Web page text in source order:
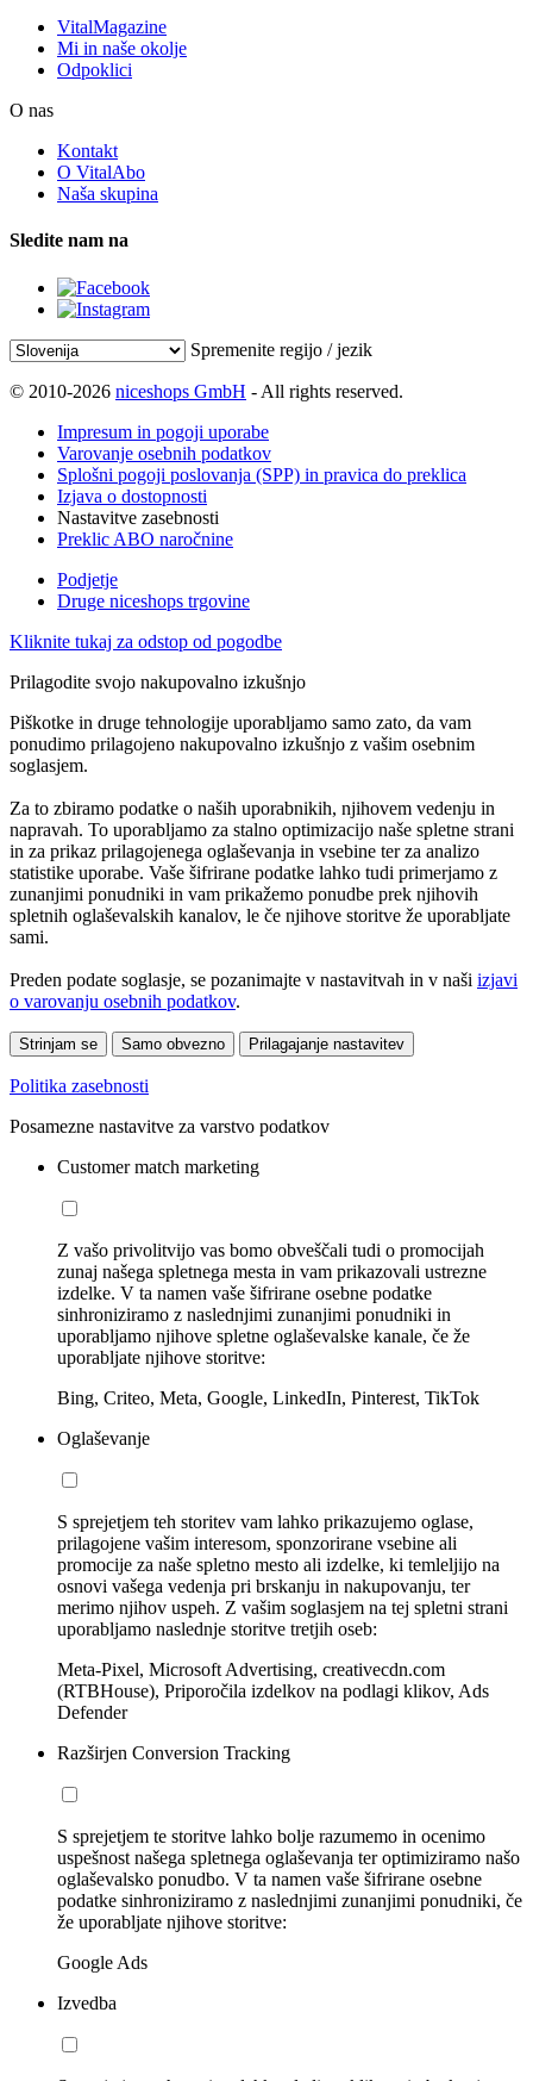
VitalMagazine
Mi in naše okolje
Odpoklici
O nas
Kontakt
O VitalAbo
Naša skupina
Sledite nam na
Spremenite regijo / jezik
© 2010-2026 niceshops GmbH - All rights reserved.
Impresum in pogoji uporabe
Varovanje osebnih podatkov
Splošni pogoji poslovanja (SPP) in pravica do preklica
Izjava o dostopnosti
Nastavitve zasebnosti
Preklic ABO naročnine
Podjetje
Druge niceshops trgovine
Kliknite tukaj za odstop od pogodbe
Prilagodite svojo nakupovalno izkušnjo
Piškotke in druge tehnologije uporabljamo samo zato, da vam
ponudimo prilagojeno nakupovalno izkušnjo z vašim osebnim
soglasjem.
Za to zbiramo podatke o naših uporabnikih, njihovem vedenju in
napravah. To uporabljamo za stalno optimizacijo naše spletne strani
in za prikaz prilagojenega oglaševanja in vsebine ter za analizo
statistike uporabe. Vaše šifrirane podatke lahko tudi primerjamo z
zunanjimi ponudniki in vam prikažemo ponudbe prek njihovih
spletnih oglaševalskih kanalov, le če njihove storitve že uporabljate
sami.
Preden podate soglasje, se pozanimajte v nastavitvah in v naši izjavi
o varovanju osebnih podatkov.
Strinjam se Samo obvezno Prilagajanje nastavitev
Politika zasebnosti
Posamezne nastavitve za varstvo podatkov
Customer match marketing
Z vašo privolitvijo vas bomo obveščali tudi o promocijah
zunaj našega spletnega mesta in vam prikazovali ustrezne
izdelke. V ta namen vaše šifrirane osebne podatke
sinhroniziramo z naslednjimi zunanjimi ponudniki in
uporabljamo njihove spletne oglaševalske kanale, če že
uporabljate njihove storitve:
Bing, Criteo, Meta, Google, LinkedIn, Pinterest, TikTok
Oglaševanje
S sprejetjem teh storitev vam lahko prikazujemo oglase,
prilagojene vašim interesom, sponzorirane vsebine ali
promocije za naše spletno mesto ali izdelke, ki temleljijo na
osnovi vašega vedenja pri brskanju in nakupovanju, ter
merimo njihov uspeh. Z vašim soglasjem na tej spletni strani
uporabljamo naslednje storitve tretjih oseb:
Meta-Pixel, Microsoft Advertising, creativecdn.com
(RTBHouse), Priporočila izdelkov na podlagi klikov, Ads
Defender
Razširjen Conversion Tracking
S sprejetjem te storitve lahko bolje razumemo in ocenimo
uspešnost našega spletnega oglaševanja ter optimiziramo našo
oglaševalsko ponudbo. V ta namen vaše šifrirane osebne
podatke sinhroniziramo z naslednjimi zunanjimi ponudniki, če
že uporabljate njihove storitve:
Google Ads
Izvedba